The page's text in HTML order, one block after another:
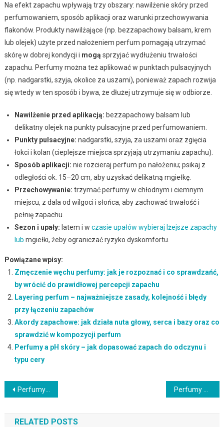
Na efekt zapachu wpływają trzy obszary: nawilżenie skóry przed
perfumowaniem, sposób aplikacji oraz warunki przechowywania
flakonów. Produkty nawilżające (np. bezzapachowy balsam, krem
lub olejek) użyte przed nałożeniem perfum pomagają utrzymać
skórę w dobrej kondycji i mogą sprzyjać wydłużeniu trwałości
zapachu. Perfumy można też aplikować w punktach pulsacyjnych
(np. nadgarstki, szyja, okolice za uszami), ponieważ zapach rozwija
się wtedy w ten sposób i bywa, że dłużej utrzymuje się w odbiorze.
Nawilżenie przed aplikacją: bezzapachowy balsam lub
delikatny olejek na punkty pulsacyjne przed perfumowaniem.
Punkty pulsacyjne: nadgarstki, szyja, za uszami oraz zgięcia
łokci i kolan (cieplejsze miejsca sprzyjają utrzymaniu zapachu).
Sposób aplikacji: nie rozcieraj perfum po nałożeniu; psikaj z
odległości ok. 15–20 cm, aby uzyskać delikatną mgiełkę.
Przechowywanie: trzymać perfumy w chłodnym i ciemnym
miejscu, z dala od wilgoci i słońca, aby zachować trwałość i
pełnię zapachu.
Sezon i upały: latem i w czasie upałów wybieraj lżejsze zapachy
lub mgiełki, żeby ograniczać ryzyko dyskomfortu.
Powiązane wpisy:
Zmęczenie węchu perfumy: jak je rozpoznać i co sprawdzańć,
by wrócić do prawidłowej percepcji zapachu
Layering perfum – najważniejsze zasady, kolejność i błędy
przy łączeniu zapachów
Akordy zapachowe: jak działa nuta głowy, serca i bazy oraz co
sprawdzić w kompozycji perfum
Perfumy a pH skóry – jak dopasować zapach do odczynu i
typu cery
Nawigacja
wpisu
Perfumy – data ważności i PAO: co sprawdzić, by ocenić świeżość i trwałość
RELATED POSTS